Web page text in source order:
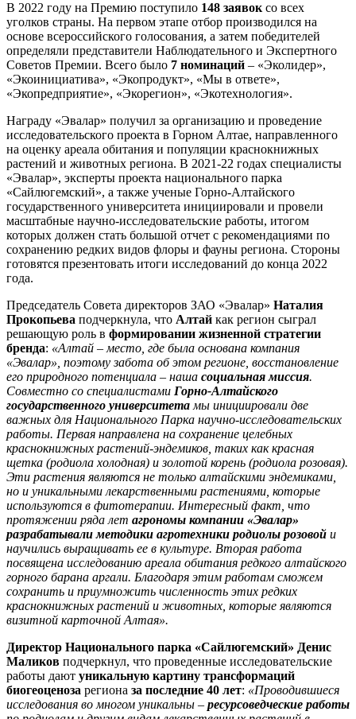
В 2022 году на Премию поступило 148 заявок со всех
уголков страны. На первом этапе отбор производился на
основе всероссийского голосования, а затем победителей
определяли представители Наблюдательного и Экспертного
Советов Премии. Всего было 7 номинаций – «Эколидер»,
«Экоинициатива», «Экопродукт», «Мы в ответе»,
«Экопредприятие», «Экорегион», «Экотехнология».
Награду «Эвалар» получил за организацию и проведение
исследовательского проекта в Горном Алтае, направленного
на оценку ареала обитания и популяции краснокнижных
растений и животных региона. В 2021-22 годах специалисты
«Эвалар», эксперты проекта национального парка
«Сайлюгемский», а также ученые Горно-Алтайского
государственного университета инициировали и провели
масштабные научно-исследовательские работы, итогом
которых должен стать большой отчет с рекомендациями по
сохранению редких видов флоры и фауны региона. Стороны
готовятся презентовать итоги исследований до конца 2022
года.
Председатель Совета директоров ЗАО «Эвалар» Наталия
Прокопьева подчеркнула, что Алтай как регион сыграл
решающую роль в формировании жизненной стратегии
бренда: «Алтай – место, где была основана компания
«Эвалар», поэтому забота об этом регионе, восстановление
его природного потенциала – наша социальная миссия.
Совместно со специалистами Горно-Алтайского
государственного университета мы инициировали две
важных для Национального Парка научно-исследовательских
работы. Первая направлена на сохранение целебных
краснокнижных растений-эндемиков, таких как красная
щетка (родиола холодная) и золотой корень (родиола розовая).
Эти растения являются не только алтайскими эндемиками,
но и уникальными лекарственными растениями, которые
используются в фитотерапии. Интересный факт, что
протяжении ряда лет агрономы компании «Эвалар»
разрабатывали методики агротехники родиолы розовой и
научились выращивать ее в культуре. Вторая работа
посвящена исследованию ареала обитания редкого алтайского
горного барана аргали. Благодаря этим работам сможем
сохранить и приумножить численность этих редких
краснокнижных растений и животных, которые являются
визитной карточной Алтая».
Директор Национального парка «Сайлюгемский» Денис
Маликов подчеркнул, что проведенные исследовательские
работы дают уникальную картину трансформаций
биогеоценоза региона за последние 40 лет: «Проводившиеся
исследования во многом уникальны – ресурсоведческие работы